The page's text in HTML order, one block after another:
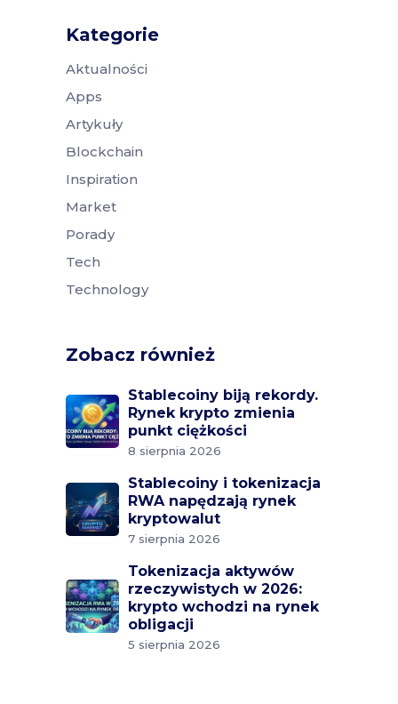
Kategorie
Aktualności
Apps
Artykuły
Blockchain
Inspiration
Market
Porady
Tech
Technology
Zobacz również
Stablecoiny biją rekordy.
Rynek krypto zmienia
punkt ciężkości
8 sierpnia 2026
Stablecoiny i tokenizacja
RWA napędzają rynek
kryptowalut
7 sierpnia 2026
Tokenizacja aktywów
rzeczywistych w 2026:
krypto wchodzi na rynek
obligacji
5 sierpnia 2026